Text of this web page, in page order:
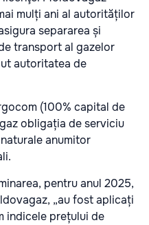
mulți ani al autorităților
separarea și
transport al gazelor
autoritatea de
(100% capital de
obligația de serviciu
anumitor
pentru anul 2025,
„au fost aplicați
indicele prețului de